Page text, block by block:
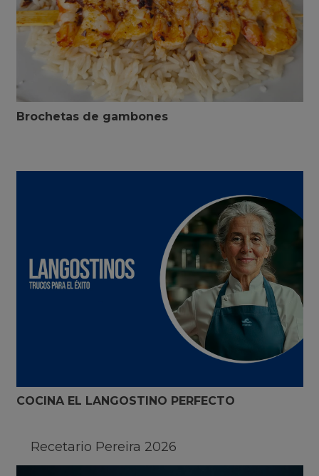
Brochetas de gambones
COCINA EL LANGOSTINO PERFECTO
Recetario Pereira 2026